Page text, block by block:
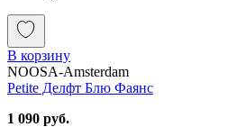
В корзину
NOOSA-Amsterdam
Petite Делфт Блю Фаянс
1 090 руб.